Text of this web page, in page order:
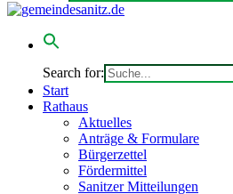
Search for:
Start
Rathaus
Aktuelles
Anträge & Formulare
Bürgerzettel
Fördermittel
Sanitzer Mitteilungen